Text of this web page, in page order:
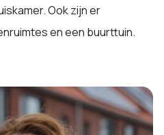
Ook zijn er
en een buurttuin.